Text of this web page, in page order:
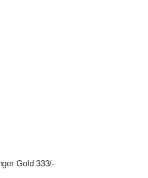
Gold 333/-